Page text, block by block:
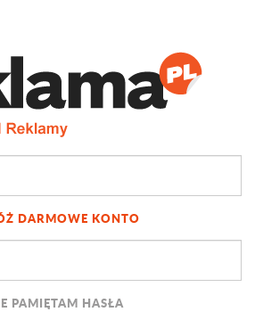
DARMOWE KONTO
PAMIĘTAM HASŁA